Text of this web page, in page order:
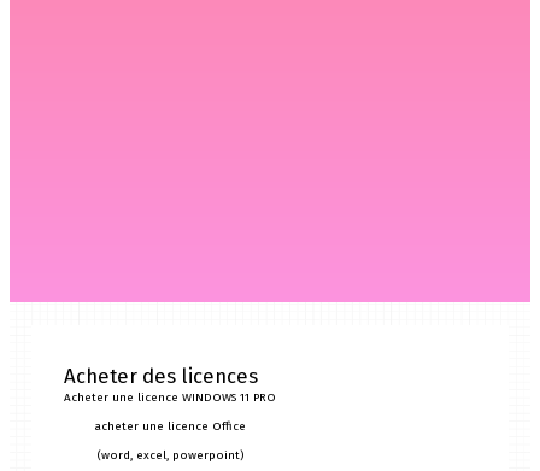
Acheter des licences
Acheter une licence WINDOWS 11 PRO
acheter une licence Office
(word, excel, powerpoint)